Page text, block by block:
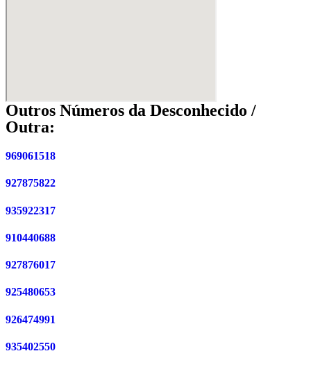
Outros Números da Desconhecido /
Outra:
969061518
927875822
935922317
910440688
927876017
925480653
926474991
935402550